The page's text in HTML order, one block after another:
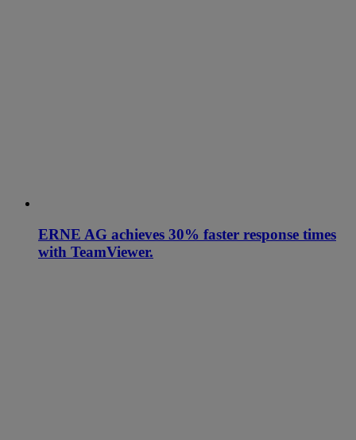
ERNE AG achieves 30% faster response times
with TeamViewer.